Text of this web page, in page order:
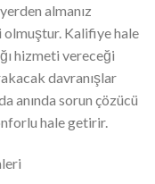
almanız
olmuştur. Kalifiye hale
hizmeti vereceği
davranışlar
anında sorun çözücü
hale getirir.